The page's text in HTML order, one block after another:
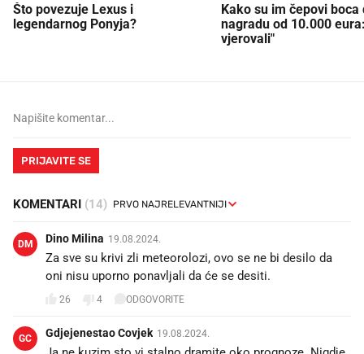
Što povezuje Lexus i
legendarnog Ponyja?
Kako su im čepovi boca
nagradu od 10.000
vjerovali"
PRIJAVITE SE
KOMENTARI (14)
DM Dino Milina 19.08.2024.
Za sve su krivi zli meteorolozi, ovo se ne bi desilo da
oni nisu uporno ponavljali da će se desiti.
26 4 ODGOVORITE
GC Gdjejenestao Covjek 19.08.2024.